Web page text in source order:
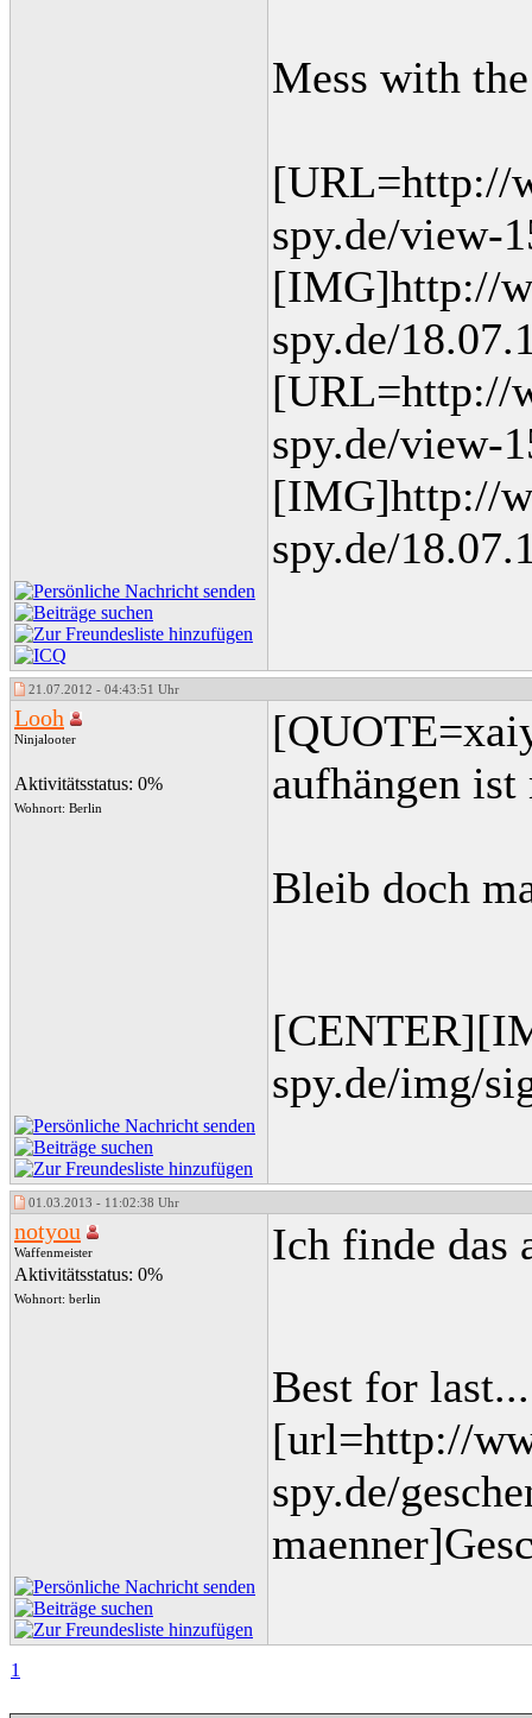
Mess with
[URL=http://
spy.de/view-
[IMG]http://
spy.de/
[URL=http://
spy.de/view-
[IMG]http://
spy.de/
21.07.2012 - 04:43:51 Uhr
Looh
Ninjalooter
Aktivitätsstatus: 0%
Wohnort: Berlin
aufhängen
Bleib doch
spy.de/img/
01.03.2013 - 11:02:38 Uhr
notyou
Waffenmeister
Aktivitätsstatus: 0%
Wohnort: berlin
Ich finde das
Best for last...
[url=http://
spy.de/
1